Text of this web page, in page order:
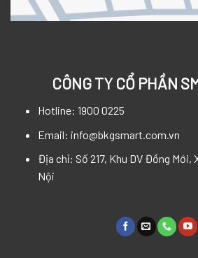
CÔNG TY CỔ PHẦN
Hotline: 1900 0225
Email: info@bkgsmart.com.vn
Địa chỉ: Số 217, Khu DV Đồng Mới,
Nội